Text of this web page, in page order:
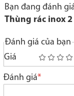
Bạn đang đánh
Thùng rác inox
Đánh giá của bạn
Giá
1
star
2
stars
3
stars
4
stars
5
stars
Đánh giá